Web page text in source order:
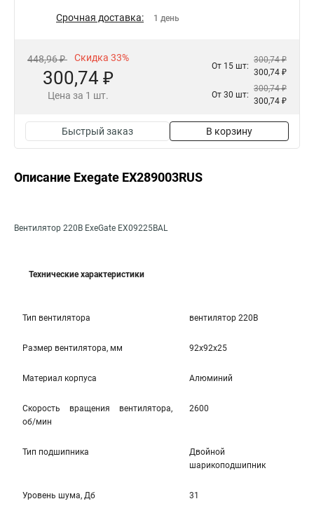
Срочная доставка: 1 день
448,96 ₽ Скидка 33%
300,74 ₽
Цена за 1 шт.
От 15 шт:
300,74 ₽
300,74 ₽
От 30 шт:
300,74 ₽
300,74 ₽
Быстрый заказ В корзину
Описание Exegate EX289003RUS
Вентилятор 220В ExeGate EX09225BAL
Технические характеристики
Тип вентилятора вентилятор 220В
Размер вентилятора, мм 92x92x25
Материал корпуса Алюминий
Скорость вращения вентилятора,
об/мин
2600
Тип подшипника
Двойной
шарикоподшипник
Уровень шума, Дб 31